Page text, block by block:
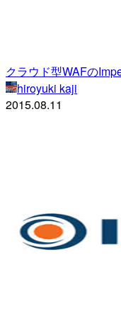
クラウド型WAFの
hiroyuki kaji
2015.08.11